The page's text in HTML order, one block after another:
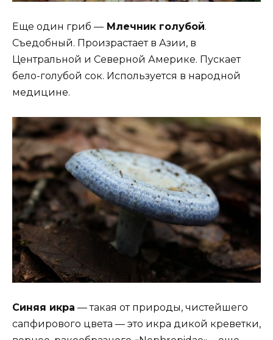
Еще один гриб — Млечник голубой.
Съедобный. Произрастает в Азии, в
Центральной и Северной Америке. Пускает
бело-голубой сок. Используется в народной
медицине.
Синяя икра — такая от природы, чистейшего
сапфирового цвета — это икра дикой креветки,